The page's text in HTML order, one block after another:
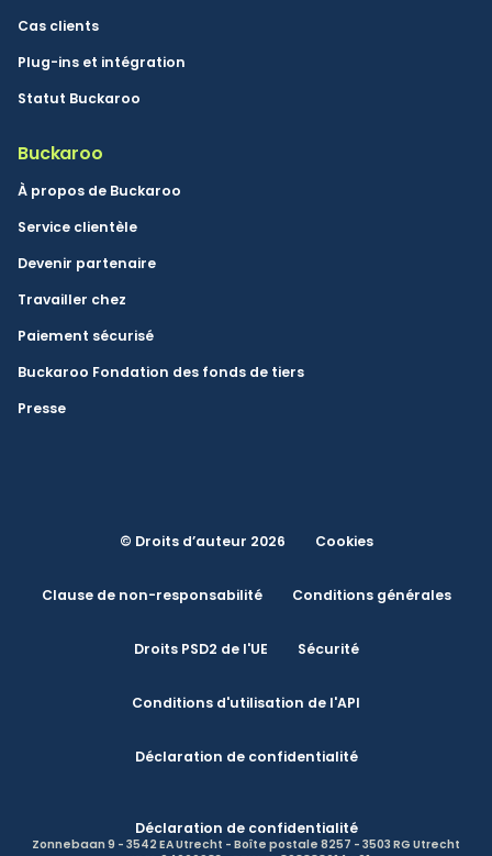
Cas clients
Plug-ins et intégration
Statut Buckaroo
Buckaroo
À propos de Buckaroo
Service clientèle
Devenir partenaire
Travailler chez
Paiement sécurisé
Buckaroo Fondation des fonds de tiers
Presse
© Droits d’auteur 2026 Cookies
Clause de non-responsabilité Conditions générales
Droits PSD2 de l'UE Sécurité
Conditions d'utilisation de l'API
Déclaration de confidentialité
Déclaration de confidentialité
Zonnebaan 9 - 3542 EA Utrecht - Boîte postale 8257 - 3503 RG Utrecht